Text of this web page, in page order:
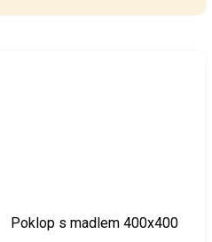
Poklop s madlem 400x400